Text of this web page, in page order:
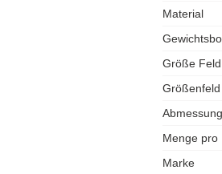
Material
Größe
Menge pro
Marke